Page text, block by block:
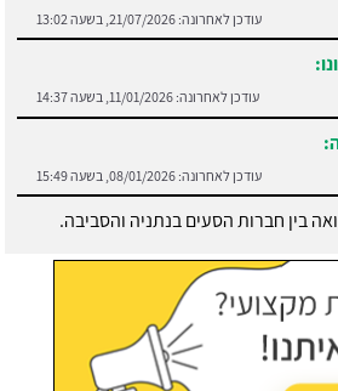
עודכן לאחרונה: 21/07/2026, בשעה 13:02
עודכן לאחרונה: 11/01/2026, בשעה 14:37
עודכן לאחרונה: 08/01/2026, בשעה 15:49
בין חברות הסעים בנתניה והסביבה.